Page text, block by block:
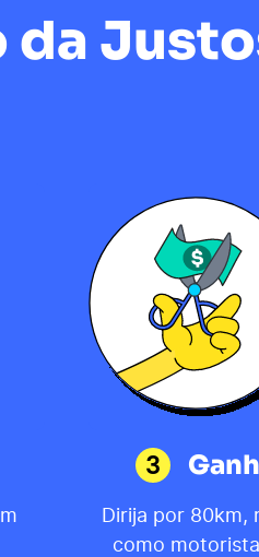
3
Dirija por 80km,
como